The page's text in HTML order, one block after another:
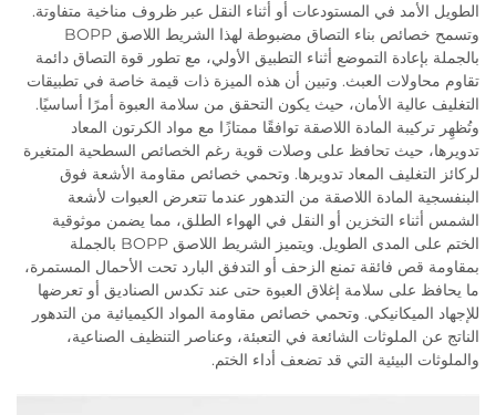
الطويل الأمد في المستودعات أو أثناء النقل عبر ظروف مناخية متفاوتة.
وتسمح خصائص بناء التصاق مضبوطة لهذا الشريط اللاصق BOPP
بالجملة بإعادة التموضع أثناء التطبيق الأولي، مع تطور قوة التصاق دائمة
تقاوم محاولات العبث. وتبين أن هذه الميزة ذات قيمة خاصة في تطبيقات
التغليف عالية الأمان، حيث يكون التحقق من سلامة العبوة أمرًا أساسيًا.
وتُظهِر تركيبة المادة اللاصقة توافقًا ممتازًا مع مواد الكرتون المعاد
تدويرها، حيث تحافظ على وصلات قوية رغم الخصائص السطحية المتغيرة
لركائز التغليف المعاد تدويرها. وتحمي خصائص مقاومة الأشعة فوق
البنفسجية المادة اللاصقة من التدهور عندما تتعرض العبوات لأشعة
الشمس أثناء التخزين أو النقل في الهواء الطلق، مما يضمن موثوقية
الختم على المدى الطويل. ويتميز الشريط اللاصق BOPP بالجملة
بمقاومة قص فائقة تمنع الزحف أو التدفق البارد تحت الأحمال المستمرة،
ما يحافظ على سلامة إغلاق العبوة حتى عند تكدس الصناديق أو تعرضها
للإجهاد الميكانيكي. وتحمي خصائص مقاومة المواد الكيميائية من التدهور
الناتج عن الملوثات الشائعة في التعبئة، وعناصر التنظيف الصناعية،
والملوثات البيئية التي قد تضعف أداء الختم.